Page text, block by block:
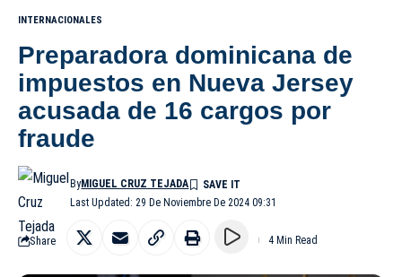
INTERNACIONALES
Preparadora dominicana de
impuestos en Nueva Jersey
acusada de 16 cargos por
fraude
Last Updated: 29 De Noviembre De 2024 09:31
ByMIGUEL CRUZ TEJADA
Share 4 Min Read